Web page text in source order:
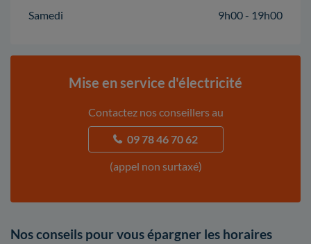
Samedi
9h00 - 19h00
Mise en service d'électricité
Contactez nos conseillers au
09 78 46 70 62
(appel non surtaxé)
Nos conseils pour vous épargner les horaires